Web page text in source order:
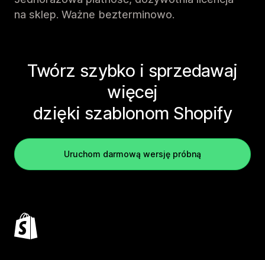
na sklep. Ważne bezterminowo.
Twórz szybko i sprzedawaj
więcej
dzięki szablonom Shopify
Uruchom darmową wersję próbną